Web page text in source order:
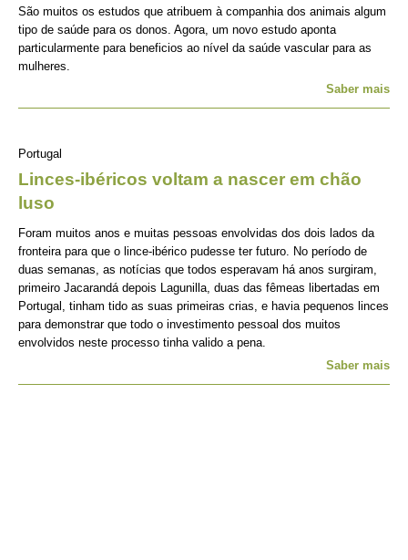
São muitos os estudos que atribuem à companhia dos animais algum
tipo de saúde para os donos. Agora, um novo estudo aponta
particularmente para beneficios ao nível da saúde vascular para as
mulheres.
Saber mais
Portugal
Linces-ibéricos voltam a nascer em chão
luso
Foram muitos anos e muitas pessoas envolvidas dos dois lados da
fronteira para que o lince-ibérico pudesse ter futuro. No período de
duas semanas, as notícias que todos esperavam há anos surgiram,
primeiro Jacarandá depois Lagunilla, duas das fêmeas libertadas em
Portugal, tinham tido as suas primeiras crias, e havia pequenos linces
para demonstrar que todo o investimento pessoal dos muitos
envolvidos neste processo tinha valido a pena.
Saber mais